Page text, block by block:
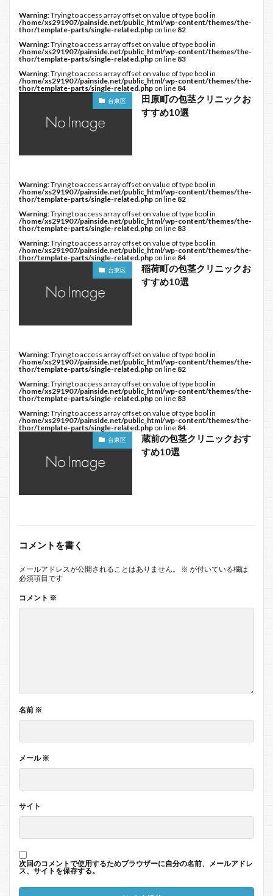
Warning: Trying to access array offset on value of type bool in
/home/xs291907/painside.net/public_html/wp-content/themes/the-
thor/template-parts/single-related.php on line 82
Warning: Trying to access array offset on value of type bool in
/home/xs291907/painside.net/public_html/wp-content/themes/the-
thor/template-parts/single-related.php on line 83
Warning: Trying to access array offset on value of type bool in
/home/xs291907/painside.net/public_html/wp-content/themes/the-
thor/template-parts/single-related.php on line 84
台東区
田原町の包茎クリニックお
すすめ10選
Warning: Trying to access array offset on value of type bool in
/home/xs291907/painside.net/public_html/wp-content/themes/the-
thor/template-parts/single-related.php on line 82
Warning: Trying to access array offset on value of type bool in
/home/xs291907/painside.net/public_html/wp-content/themes/the-
thor/template-parts/single-related.php on line 83
Warning: Trying to access array offset on value of type bool in
/home/xs291907/painside.net/public_html/wp-content/themes/the-
thor/template-parts/single-related.php on line 84
台東区
稲荷町の包茎クリニックお
すすめ10選
Warning: Trying to access array offset on value of type bool in
/home/xs291907/painside.net/public_html/wp-content/themes/the-
thor/template-parts/single-related.php on line 82
Warning: Trying to access array offset on value of type bool in
/home/xs291907/painside.net/public_html/wp-content/themes/the-
thor/template-parts/single-related.php on line 83
Warning: Trying to access array offset on value of type bool in
/home/xs291907/painside.net/public_html/wp-content/themes/the-
thor/template-parts/single-related.php on line 84
台東区
蔵前の包茎クリニックおす
すめ10選
コメントを書く
メールアドレスが公開されることはありません。 ※ が付いている欄は
必須項目です
コメント ※
名前 ※
メール※
サイト
次回のコメントで使用するためブラウザーに自分の名前、メールアドレ
ス、サイトを保存する。